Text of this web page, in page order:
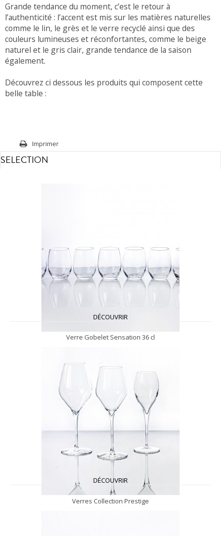
Grande tendance du moment, c’est le retour à
l’authenticité : l’accent est mis sur les matières naturelles
comme le lin, le grès et le verre recyclé ainsi que des
couleurs lumineuses et réconfortantes, comme le beige
naturel et le gris clair, grande tendance de la saison
également.
Découvrez ci dessous les produits qui composent cette
belle table :
Imprimer
SELECTION
DÉCOUVRIR
Verre Gobelet Sensation 36 cl
DÉCOUVRIR
Verres Collection Prestige